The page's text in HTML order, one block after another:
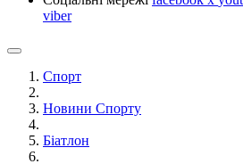
viber
Спорт
Новини Спорту
Біатлон